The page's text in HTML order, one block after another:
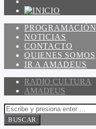
PROGRAMACIÓN
NOTICIAS
CONTACTO
QUIENES SOMOS
IR A AMADEUS
RADIO CULTURA
AMADEUS